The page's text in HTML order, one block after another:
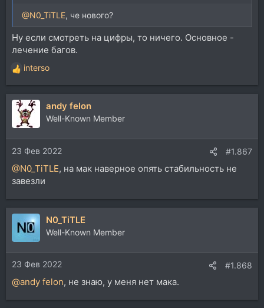
@N0_TiTLE, че нового?
Ну если смотреть на цифры, то ничего. Основное -
лечение багов.
Р
е
а
и
и
:
interso
andy felon
Well-Known Member
23 Фев 2022 #1.867
@N0_TiTLE, на мак наверное опять стабильность не
завезли
N0_TiTLE
Well-Known Member
23 Фев 2022 #1.868
@andy felon, не знаю, у меня нет мака.